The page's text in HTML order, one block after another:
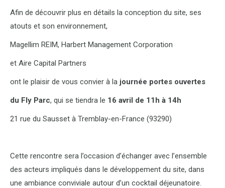
Afin de découvrir plus en détails la conception du site, ses
atouts et son environnement,
Magellim REIM, Harbert Management Corporation
et Aire Capital Partners
ont le plaisir de vous convier à la journée portes ouvertes
du Fly Parc, qui se tiendra le 16 avril de 11h à 14h
21 rue du Sausset à Tremblay-en-France (93290)
Cette rencontre sera l’occasion d’échanger avec l’ensemble
des acteurs impliqués dans le développement du site, dans
une ambiance conviviale autour d’un cocktail déjeunatoire.